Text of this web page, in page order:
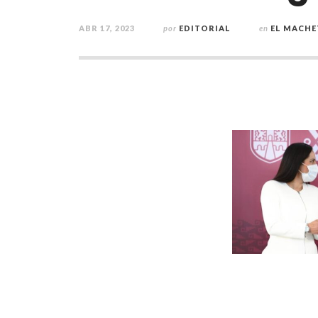
ABR 17, 2023 por EDITORIAL en EL